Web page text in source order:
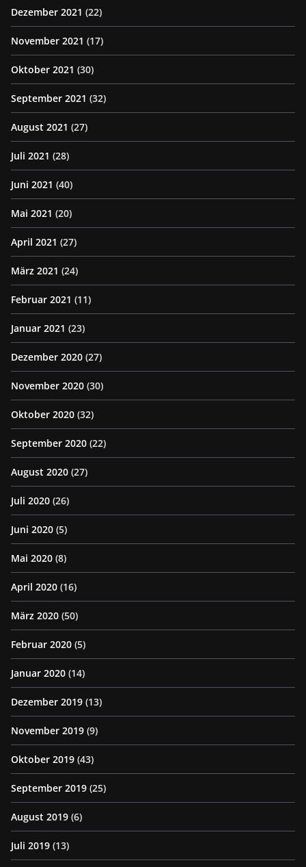
Dezember 2021 (22)
November 2021 (17)
Oktober 2021 (30)
September 2021 (32)
August 2021 (27)
Juli 2021 (28)
Juni 2021 (40)
Mai 2021 (20)
April 2021 (27)
März 2021 (24)
Februar 2021 (11)
Januar 2021 (23)
Dezember 2020 (27)
November 2020 (30)
Oktober 2020 (32)
September 2020 (22)
August 2020 (27)
Juli 2020 (26)
Juni 2020 (5)
Mai 2020 (8)
April 2020 (16)
März 2020 (50)
Februar 2020 (5)
Januar 2020 (14)
Dezember 2019 (13)
November 2019 (9)
Oktober 2019 (43)
September 2019 (25)
August 2019 (6)
Juli 2019 (13)